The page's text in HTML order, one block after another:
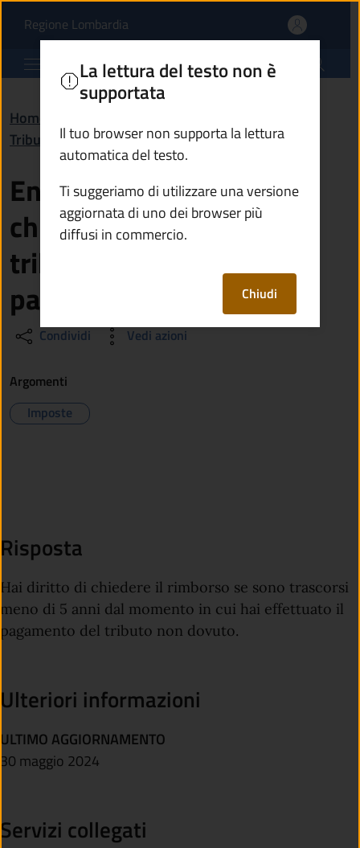
Entro quanti anni
Regione Lombardia(apre in un'altra scheda).
Comune di Berzo Demo
Home
Tributi, finanze e contravvenzioni
Entro quanti anni posso
chiedere il rimborso dei
tributi non dovuti che ho
pagato?
Condividi Vedi azioni
La lettura del testo non è
supportata
Il tuo browser non supporta la lettura
automatica del testo.
Ti suggeriamo di utilizzare una versione
aggiornata di uno dei browser più
diffusi in commercio.
Chiudi
Argomenti
Imposte
Risposta
Hai diritto di chiedere il rimborso se sono trascorsi
meno di 5 anni dal momento in cui hai effettuato il
pagamento del tributo non dovuto.
Ulteriori informazioni
ULTIMO AGGIORNAMENTO
30 maggio 2024
Servizi collegati